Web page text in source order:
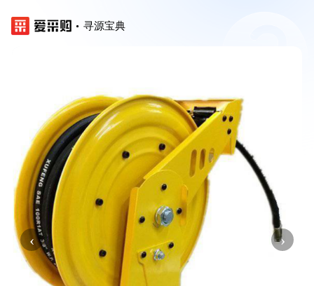
寻源宝典
‹ ›